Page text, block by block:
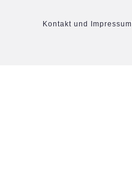
Kontakt und Impressum